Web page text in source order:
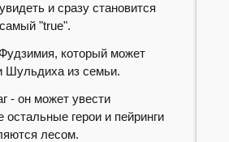
и сразу становится
"true".
который может
Шульдиха из семьи.
- он может увести
герои и пейринги
лесом.